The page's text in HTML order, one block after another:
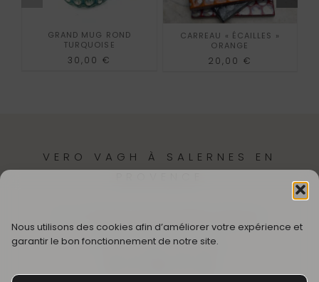
Nous utilisons des cookies afin d’améliorer votre expérience et
garantir le bon fonctionnement de notre site.
GRAND MUG ROND
TURQUOISE
30,00 €
CARREAU « ÉCAILLES »
ORANGE
20,00 €
VERO VAGH À SALERNES EN
SUIVEZ MON UNIVERS